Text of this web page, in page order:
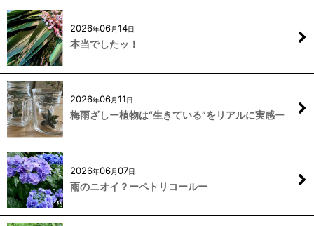
2026年06月14日
本当でしたッ！
2026年06月11日
梅雨ざしー植物は“生きている”をリアルに実感ー
2026年06月07日
雨のニオイ？ーペトリコールー